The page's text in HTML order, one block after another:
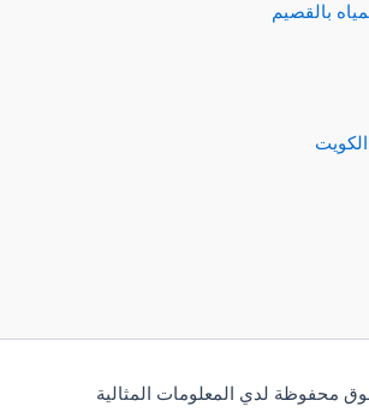
بالقصيم
محفوظة لدي المعلومات المثالية